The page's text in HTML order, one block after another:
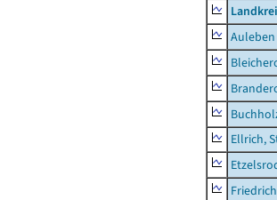
Auleben
Ellrich,